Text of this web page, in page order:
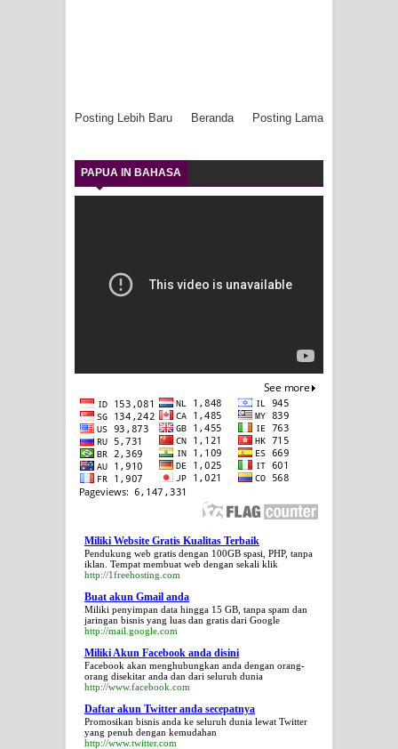
Posting Lebih Baru Posting Lama
Beranda
PAPUA IN BAHASA
Miliki Website Gratis Kualitas Terbaik
Pendukung web gratis dengan 100GB spasi, PHP, tanpa
iklan. Tempat membuat web dengan sekali klik
http://1freehosting.com
Buat akun Gmail anda
Miliki penyimpan data hingga 15 GB, tanpa spam dan
jaringan bisnis yang luas dan gratis dari Google
http://mail.google.com
Miliki Akun Facebook anda disini
Facebook akan menghubungkan anda dengan orang-
orang disekitar anda dan dari seluruh dunia
http://www.facebook.com
Daftar akun Twitter anda secepatnya
Promosikan bisnis anda ke seluruh dunia lewat Twitter
yang penuh dengan kemudahan
http://www.twitter.com